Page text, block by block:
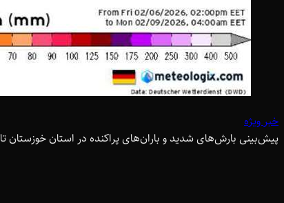
خبر ویژه
پیش‌بینی بارش‌های شدید و باران‌های پراکنده در استان خوزستان تا 18 بهمن 1404